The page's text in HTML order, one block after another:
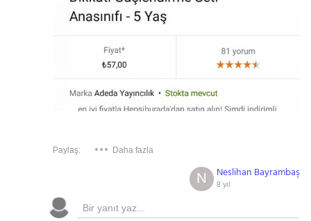
Paylaş: Daha fazla
Neslihan Bayrambaş
8 yıl
N